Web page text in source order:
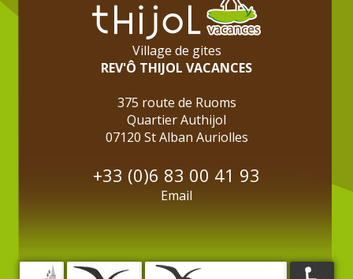
Village de gites
REV'Ô THIJOL VACANCES
375 route de Ruoms
Quartier Authijol
07120 St Alban Auriolles
+33 (0)6 83 00 41 93
Email